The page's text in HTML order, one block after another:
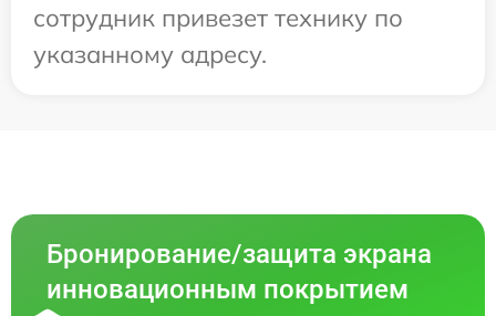
сотрудник привезет технику по
указанному адресу.
Бронирование/защита экрана
инновационным покрытием